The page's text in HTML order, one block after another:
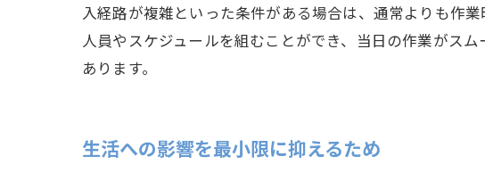
入経路が複雑といった条件がある場合は、通常よりも作
人員やスケジュールを組むことができ、当日の作業がス
あります。
生活への影響を最小限に抑えるため